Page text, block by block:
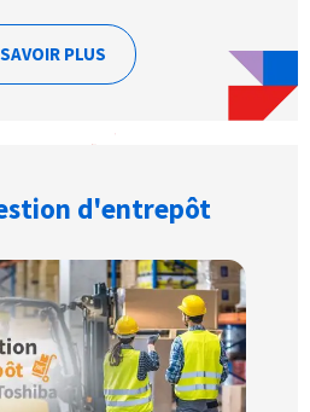
PLUS
d'entrepôt